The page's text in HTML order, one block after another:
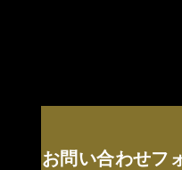
お問い合わせフ